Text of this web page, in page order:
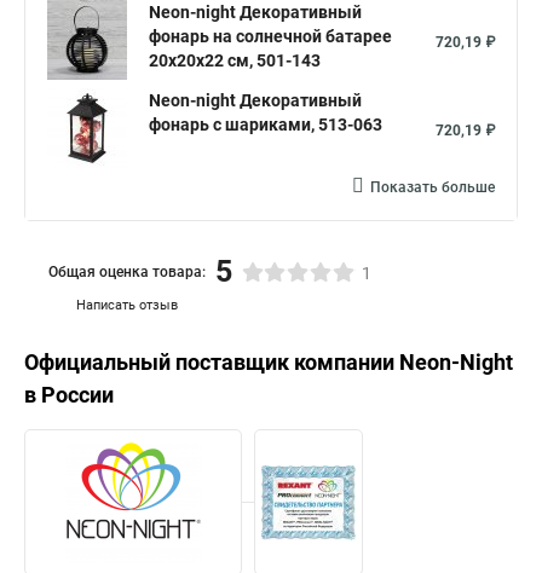
Neon-night Декоративный
фонарь на солнечной батарее
20х20х22 см, 501-143
720,19 ₽
Neon-night Декоративный
фонарь с шариками, 513-063
720,19 ₽
Показать больше
Написать отзыв
Общая оценка товара: 5 1
Официальный поставщик компании Neon-Night
в России